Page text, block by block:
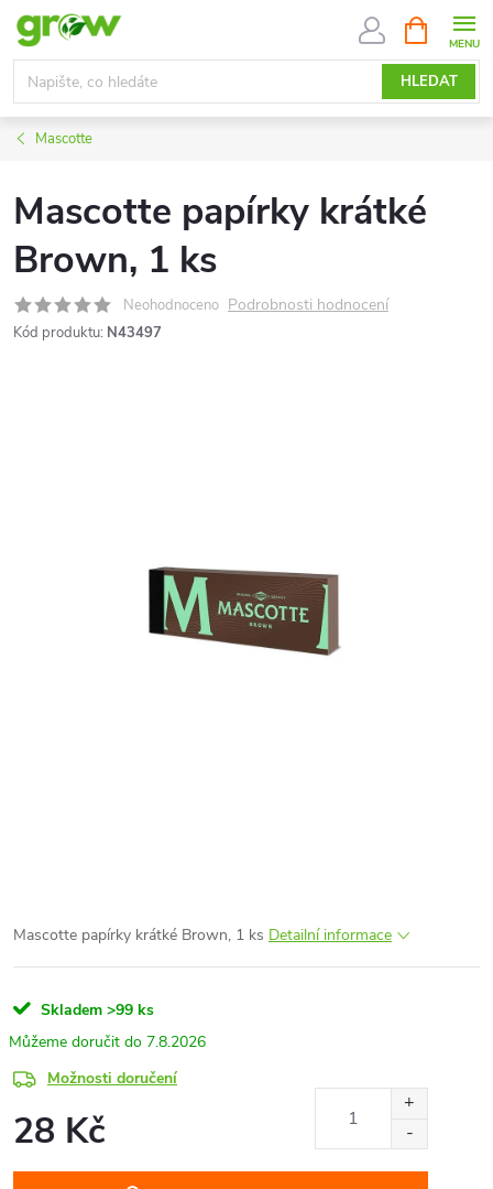
Přejít
obsah
HLEDAT
NÁKUPNÍ
KOŠÍK
Mascotte
Mascotte papírky krátké
Brown, 1 ks
Neohodnoceno Podrobnosti hodnocení
Kód produktu: N43497
Mascotte papírky krátké Brown, 1 ks Detailní informace
Skladem >99 ks
7.8.2026
Možnosti doručení
28 Kč